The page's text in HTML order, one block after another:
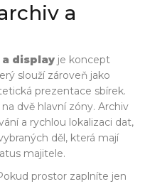
a
a display je koncept
slouží zároveň jako
prezentace sbírek.
dvě hlavní zóny. Archiv
a rychlou lokalizaci dat,
děl, která mají
majitele.
prostor zaplníte jen